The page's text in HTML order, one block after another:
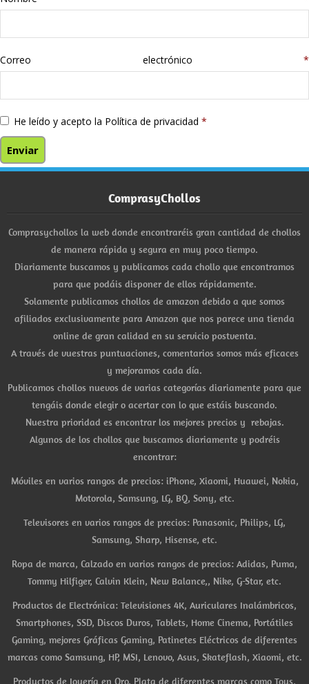
libros
Correo electrónico *
He leído y acepto la Política de privacidad *
ComprasyChollos
Comprasychollos la web donde encontraréis gran cantidad de chollos
de manera rápida y segura en muy poco tiempo.
Diariamente buscamos y publicamos cada chollo que encontramos
para que podáis disponer de ellos rápidamente.
Solamente publicamos chollos de amazon debido a que somos
afiliados exclusivamente para Amazon que nos parece una tienda
online de gran calidad en su servicio postventa.
A través de vuestras puntuaciones, comentarios somos más eficaces
y mejoramos cada día.
Publicamos chollos nuevos de varias categorías diariamente para que
tengáis donde elegir o acertar con lo que estáis buscando.
Nuestra prioridad es encontrar los mejores precios y rebajas.
Algunos de los chollos que buscamos diariamente y podréis
encontrar:
Móviles en varios rangos de precios: iPhone, Xiaomi, Huawei, Nokia,
Motorola, Samsung, LG, BQ, Sony, etc.
Televisores en varios rangos de precios: Panasonic, Philips, LG,
Samsung, Sharp, Hisense, etc.
Ropa de marca, Calzado en varios rangos de precios: Adidas, Puma,
Tommy Hilfiger, Calvin Klein, New Balance,, Nike, G-Star, etc.
Productos de Electrónica: Televisiones 4K, Auriculares Inalámbricos,
Smartphones, SSD, Discos Duros, Tablets, Home Cinema, Portátiles
Gaming, mejores Gráficas Gaming, Patinetes Eléctricos de diferentes
marcas como Samsung, HP, MSI, Lenovo, Asus, Skateflash, Xiaomi, etc.
Productos de Joyería en Oro, Plata de diferentes marcas como Tous,